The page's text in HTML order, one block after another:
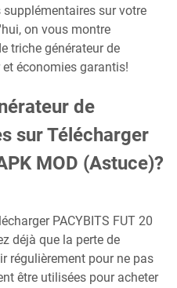
supplémentaires sur votre
on vous montre
triche générateur de
économies garantis!
de
sur Télécharger
MOD (Astuce)?
PACYBITS FUT 20
déjà que la perte de
régulièrement pour ne pas
être utilisées pour acheter